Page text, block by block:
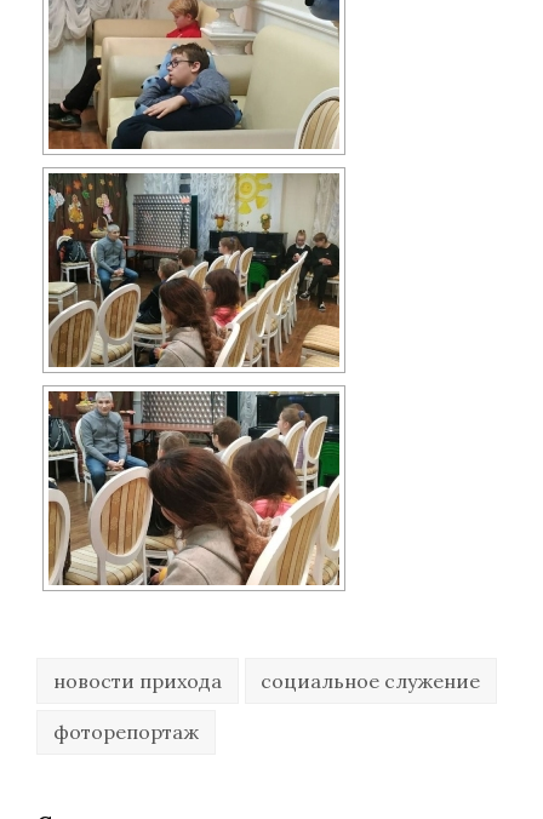
новости прихода социальное служение
фоторепортаж